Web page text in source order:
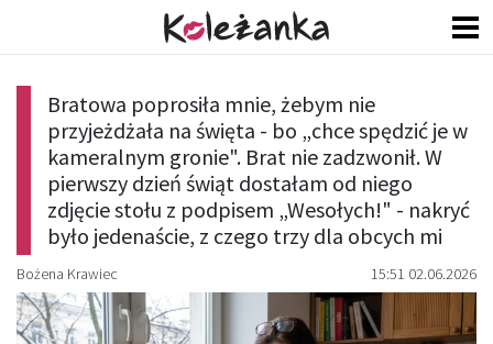
Bratowa poprosiła mnie, żebym nie
przyjeżdżała na święta - bo „chce spędzić je w
kameralnym gronie". Brat nie zadzwonił. W
pierwszy dzień świąt dostałam od niego
zdjęcie stołu z podpisem „Wesołych!" - nakryć
było jedenaście, z czego trzy dla obcych mi
Bożena Krawiec 15:51 02.06.2026